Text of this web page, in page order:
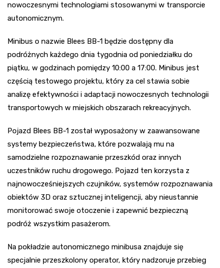
nowoczesnymi technologiami stosowanymi w transporcie
autonomicznym.
Minibus o nazwie Blees BB-1 będzie dostępny dla
podróżnych każdego dnia tygodnia od poniedziałku do
piątku, w godzinach pomiędzy 10:00 a 17:00. Minibus jest
częścią testowego projektu, który za cel stawia sobie
analizę efektywności i adaptacji nowoczesnych technologii
transportowych w miejskich obszarach rekreacyjnych.
Pojazd Blees BB-1 został wyposażony w zaawansowane
systemy bezpieczeństwa, które pozwalają mu na
samodzielne rozpoznawanie przeszkód oraz innych
uczestników ruchu drogowego. Pojazd ten korzysta z
najnowocześniejszych czujników, systemów rozpoznawania
obiektów 3D oraz sztucznej inteligencji, aby nieustannie
monitorować swoje otoczenie i zapewnić bezpieczną
podróż wszystkim pasażerom.
Na pokładzie autonomicznego minibusa znajduje się
specjalnie przeszkolony operator, który nadzoruje przebieg